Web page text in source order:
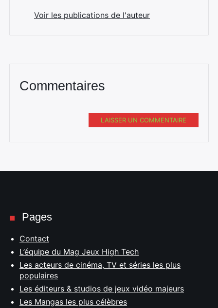
Voir les publications de l'auteur
Commentaires
LAISSER UN COMMENTAIRE
Pages
Contact
L’équipe du Mag Jeux High Tech
Les acteurs de cinéma, TV et séries les plus
populaires
Les éditeurs & studios de jeux vidéo majeurs
Les Mangas les plus célèbres